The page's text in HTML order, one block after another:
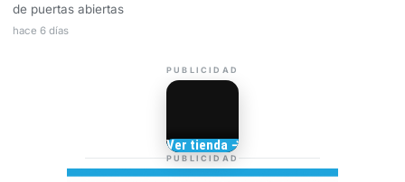
de puertas abiertas
hace 6 días
PUBLICIDAD
TIENDA DE
BARRAMEDIA
Camisetas de Sanlúcar
Ver tienda →
PUBLICIDAD